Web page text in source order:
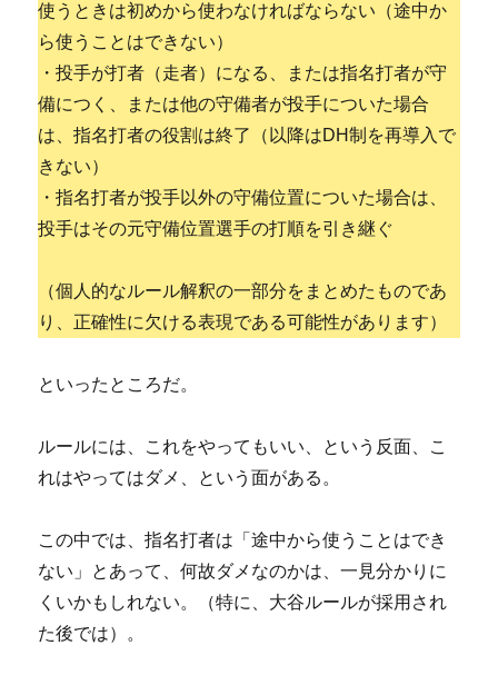
使うときは初めから使わなければならない（途中か
ら使うことはできない）
・投手が打者（走者）になる、または指名打者が守
備につく、または他の守備者が投手についた場合
は、指名打者の役割は終了（以降はDH制を再導入で
きない）
・指名打者が投手以外の守備位置についた場合は、
投手はその元守備位置選手の打順を引き継ぐ
（個人的なルール解釈の一部分をまとめたものであ
り、正確性に欠ける表現である可能性があります）
といったところだ。
ルールには、これをやってもいい、という反面、こ
れはやってはダメ、という面がある。
この中では、指名打者は「途中から使うことはでき
ない」とあって、何故ダメなのかは、一見分かりに
くいかもしれない。（特に、大谷ルールが採用され
た後では）。